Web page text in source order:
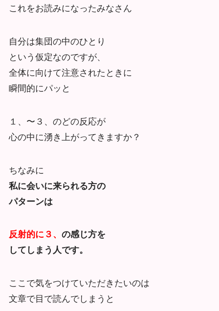
これをお読みになったみなさん
自分は集団の中のひとり
という仮定なのですが、
全体に向けて注意されたときに
瞬間的にパッと
１、〜３、のどの反応が
心の中に湧き上がってきますか？
ちなみに
私に会いに来られる方の
パターンは
反射的に３、 の感じ方を
してしまう人です。
ここで気をつけていただきたいのは
文章で目で読んでしまうと